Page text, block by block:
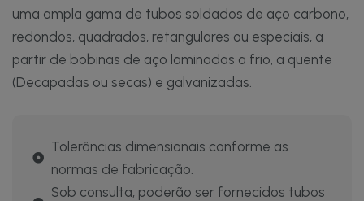
uma ampla gama de tubos soldados de aço carbono,
redondos, quadrados, retangulares ou especiais, a
partir de bobinas de aço laminadas a frio, a quente
(Decapadas ou secas) e galvanizadas.
Tolerâncias dimensionais conforme as
normas de fabricação.
Sob consulta, poderão ser fornecidos tubos